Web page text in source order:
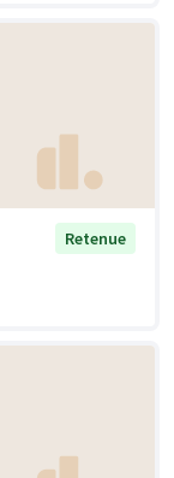
Retenue